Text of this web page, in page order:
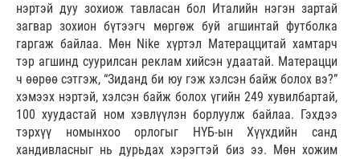
нэртэй дуу зохиож тавласан бол Италийн нэгэн зартай
загвар зохион бүтээгч мөргөж буй агшинтай футболка
гаргаж байлаа. Мөн Nike хүртэл Матераццитай хамтарч
тэр агшинд суурилсан реклам хийсэн удаатай. Матерацци
ч өөрөө сэтгэж, “Зиданд би юу гэж хэлсэн байж болох вэ?”
хэмээх нэртэй, хэлсэн байж болох үгийн 249 хувилбартай,
100 хуудастай ном хэвлүүлэн борлуулж байлаа. Гэхдээ
тэрхүү номынхоо орлогыг НҮБ-ын Хүүхдийн санд
хандивласныг нь дурьдах хэрэгтэй биз ээ. Мөн хожим